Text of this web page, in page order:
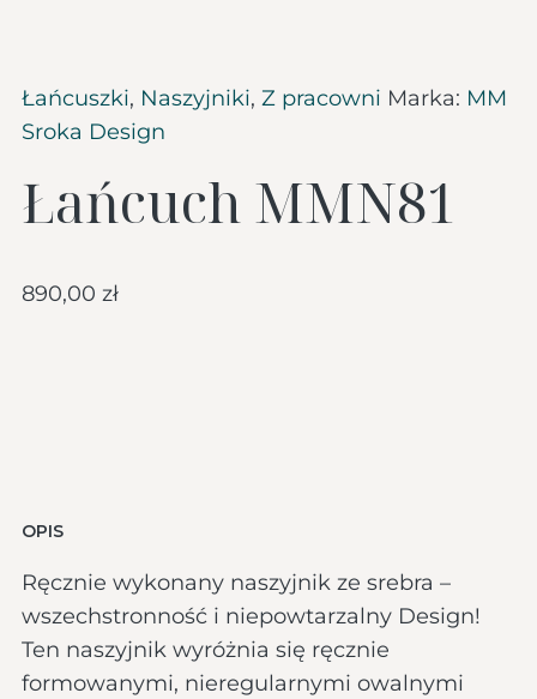
Łańcuszki, Naszyjniki, Z pracowni Marka: MM
Sroka Design
Łańcuch MMN81
890,00 zł
OPIS
Ręcznie wykonany naszyjnik ze srebra –
wszechstronność i niepowtarzalny Design!
Ten naszyjnik wyróżnia się ręcznie
formowanymi, nieregularnymi owalnymi